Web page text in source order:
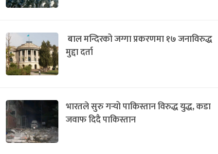
बाल मन्दिरको जग्गा प्रकरणमा १७ जनाविरुद्ध
मुद्दा दर्ता
भारतले सुरु गर्‍यो पाकिस्तान विरुद्ध युद्ध, कडा
जवाफ दिदै पाकिस्तान